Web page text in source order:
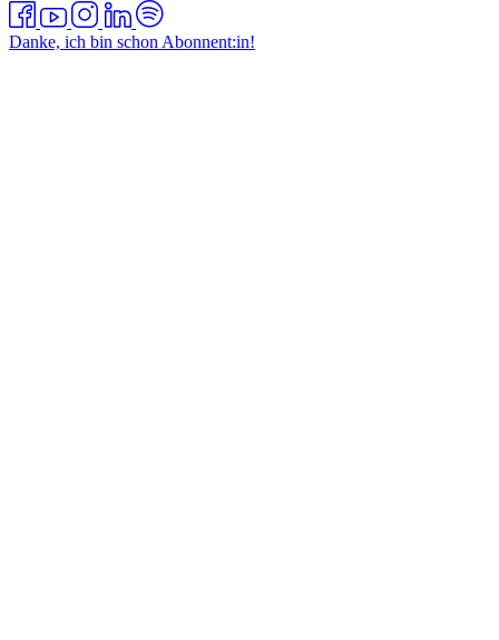
Danke, ich bin schon Abonnent:in!